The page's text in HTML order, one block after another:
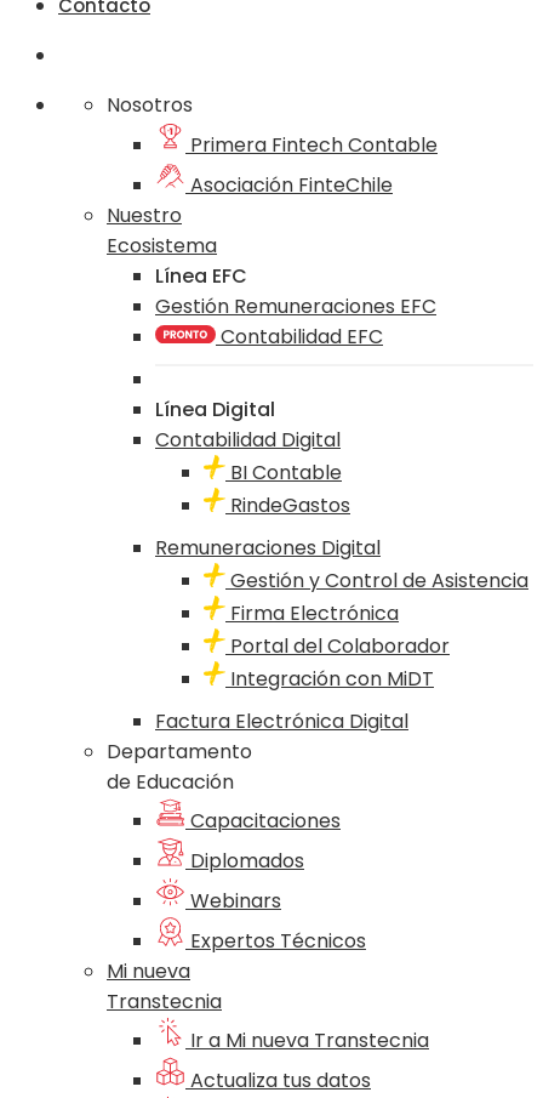
Contacto
Nosotros
Primera Fintech Contable
Asociación FinteChile
Nuestro
Ecosistema
Línea EFC
Gestión Remuneraciones EFC
Contabilidad EFC
Línea Digital
Contabilidad Digital
BI Contable
RindeGastos
Remuneraciones Digital
Gestión y Control de Asistencia
Firma Electrónica
Portal del Colaborador
Integración con MiDT
Factura Electrónica Digital
Departamento
de Educación
Capacitaciones
Diplomados
Webinars
Expertos Técnicos
Mi nueva
Transtecnia
Ir a Mi nueva Transtecnia
Actualiza tus datos